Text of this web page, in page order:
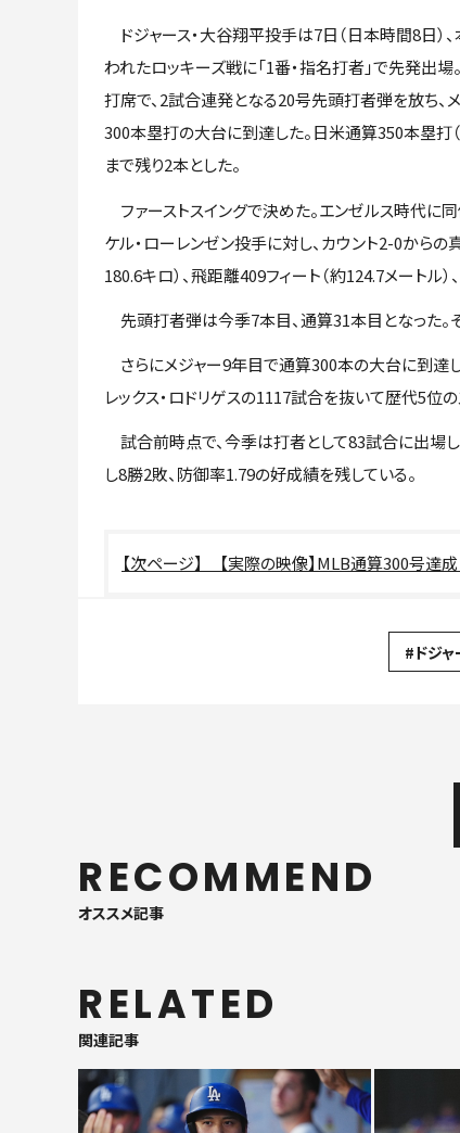
ドジャース・大谷翔平投手は7日（日本時間8日）
われたロッキーズ戦に「1番・指名打者」で先発出場
打席で、2試合連発となる20号先頭打者弾を放ち、
300本塁打の大台に到達した。日米通算350本塁打
まで残り2本とした。
ファーストスイングで決めた。エンゼルス時代に
ケル・ローレンゼン投手に対し、カウント2-0から
180.6キロ）、飛距離409フィート（約124.7メートル
先頭打者弾は今季7本目、通算31本目となった。
さらにメジャー9年目で通算300本の大台に到達
レックス・ロドリゲスの1117試合を抜いて歴代5位
試合前時点で、今季は打者として83試合に出場し
し8勝2敗、防御率1.79の好成績を残している。
【実際の映像】MLB通算300号達
#ドジャ
RECOMMEND
オススメ記事
RELATED
関連記事